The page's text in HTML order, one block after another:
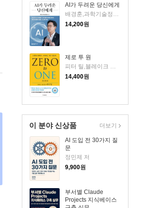
AI가 두려운 당신에게
배경훈,과학기술정보통신부 저
14,200원
제로 투 원
14,400원
이 분야 신상품
AI 도입 전 30가지 질
문
정민제 저
9,900원
부서별 Claude
Projects 지식베이스
더보기